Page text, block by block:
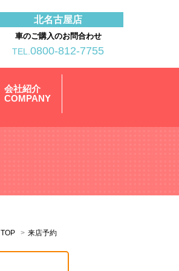
北名古屋店
車のご購入のお問合わせ
TEL.0800-812-7755
会社紹介
COMPANY
TOP 来店予約